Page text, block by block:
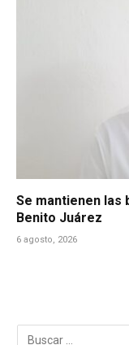
Se mantienen las
Benito Juárez
6 agosto, 2026